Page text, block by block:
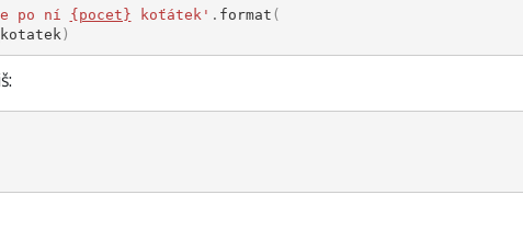
po ní {pocet} koťátek' . format (
)